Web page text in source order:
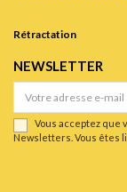
Rétractation
NEWSLETTER
Vous acceptez que
Newsletters. Vous êtes